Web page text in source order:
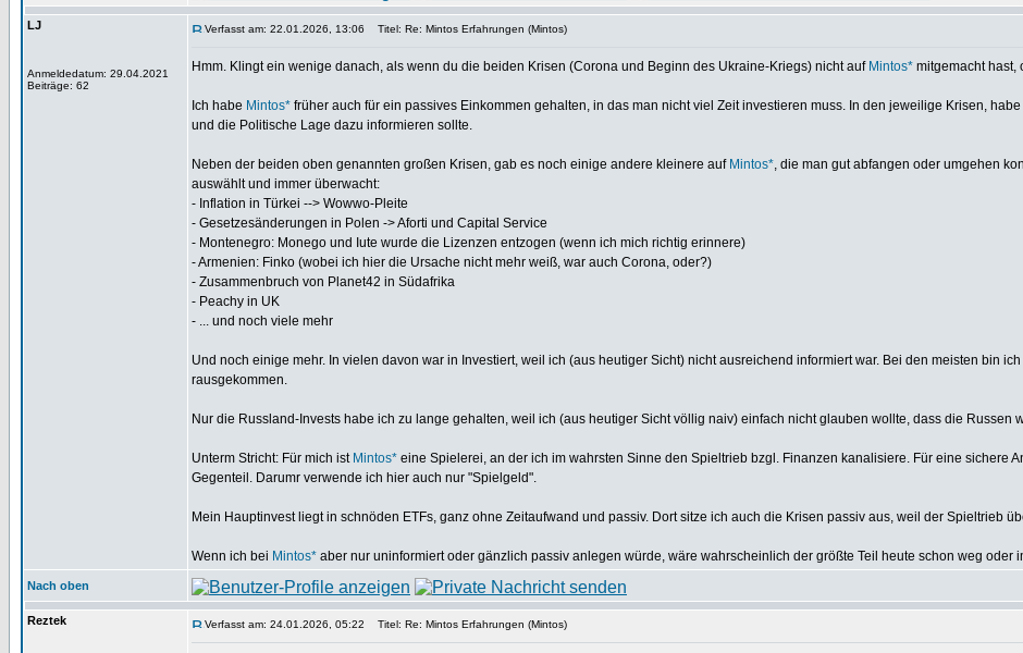
LJ
Anmeldedatum: 29.04.2021
Beiträge: 62
Verfasst am: 22.01.2026, 13:06 Titel: Re: Mintos Erfahrungen (Mintos)
Hmm. Klingt ein wenige danach, als wenn du die beiden Krisen (Corona und Beginn des Ukraine-Kriegs) nicht auf Mintos* mitgemacht hast,
Ich habe Mintos* früher auch für ein passives Einkommen gehalten, in das man nicht viel Zeit investieren muss. In den jeweilige Krisen,
und die Politische Lage dazu informieren sollte.
Neben der beiden oben genannten großen Krisen, gab es noch einige andere kleinere auf Mintos*, die man gut abfangen oder umgehen
auswählt und immer überwacht:
- Inflation in Türkei --> Wowwo-Pleite
- Gesetzesänderungen in Polen -> Aforti und Capital Service
- Montenegro: Monego und Iute wurde die Lizenzen entzogen (wenn ich mich richtig erinnere)
- Armenien: Finko (wobei ich hier die Ursache nicht mehr weiß, war auch Corona, oder?)
- Zusammenbruch von Planet42 in Südafrika
- Peachy in UK
- ... und noch viele mehr
Und noch einige mehr. In vielen davon war in Investiert, weil ich (aus heutiger Sicht) nicht ausreichend informiert war. Bei den meisten bin
rausgekommen.
Nur die Russland-Invests habe ich zu lange gehalten, weil ich (aus heutiger Sicht völlig naiv) einfach nicht glauben wollte, dass die Russen
Unterm Stricht: Für mich ist Mintos* eine Spielerei, an der ich im wahrsten Sinne den Spieltrieb bzgl. Finanzen kanalisiere. Für eine sichere
Gegenteil. Darumr verwende ich hier auch nur "Spielgeld".
Mein Hauptinvest liegt in schnöden ETFs, ganz ohne Zeitaufwand und passiv. Dort sitze ich auch die Krisen passiv aus, weil der Spieltrieb
Wenn ich bei Mintos* aber nur uninformiert oder gänzlich passiv anlegen würde, wäre wahrscheinlich der größte Teil heute schon weg oder
Nach oben
Reztek Verfasst am: 24.01.2026, 05:22 Titel: Re: Mintos Erfahrungen (Mintos)